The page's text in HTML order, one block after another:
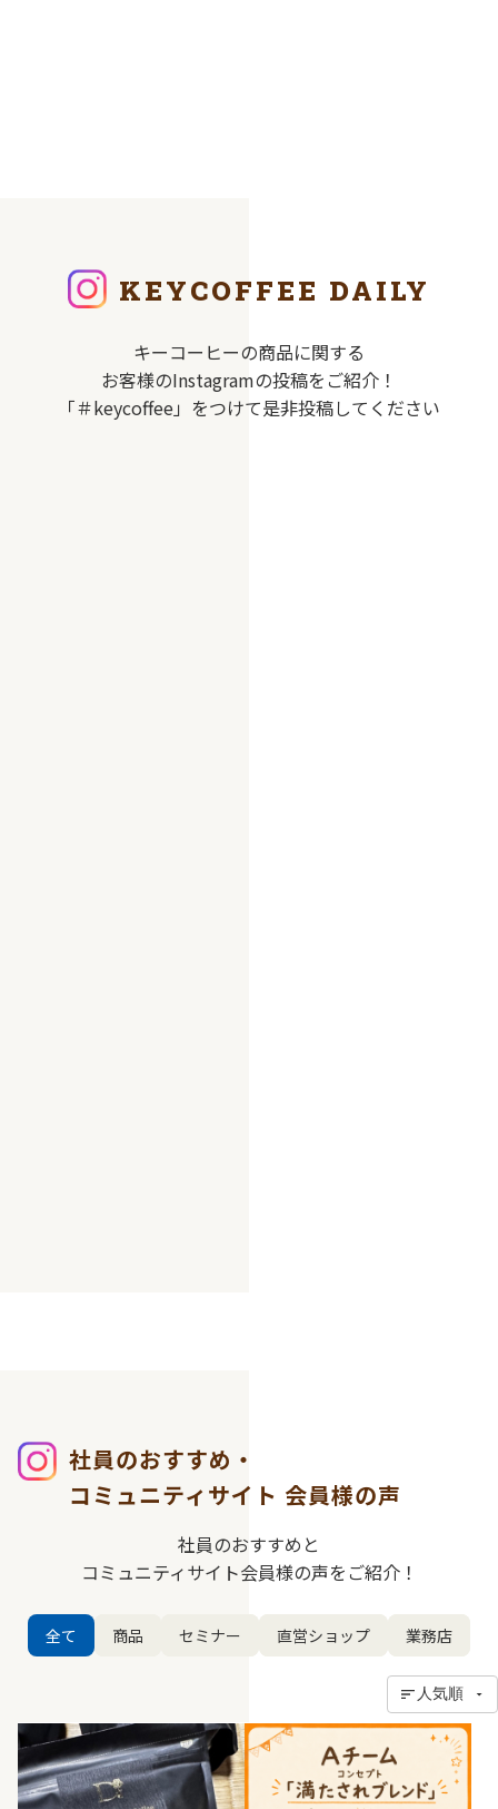
KEYCOFFEE DAILY
キーコーヒーの商品に関する
お客様のInstagramの投稿をご紹介！
「＃keycoffee」をつけて是非投稿してください
社員のおすすめ・
コミュニティサイト 会員様の声
社員のおすすめと
コミュニティサイト会員様の声をご紹介！
全て 商品 セミナー 直営ショップ 業務店
人気順